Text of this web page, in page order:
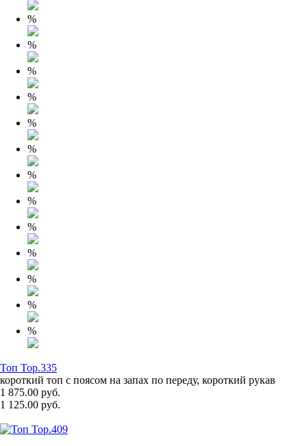
%
%
%
%
%
%
%
%
%
%
%
%
%
Топ Top.335
короткий топ с поясом на запах по переду, короткий рукав
1 875.00 руб.
1 125.00 руб.